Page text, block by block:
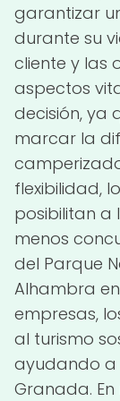
garantizar
durante su
cliente y las
aspectos
decisión, ya
marcar la
flexibilidad,
posibilitan a
menos
del Parque
Alhambra
empresas,
al turismo
ayudando a
Granada.